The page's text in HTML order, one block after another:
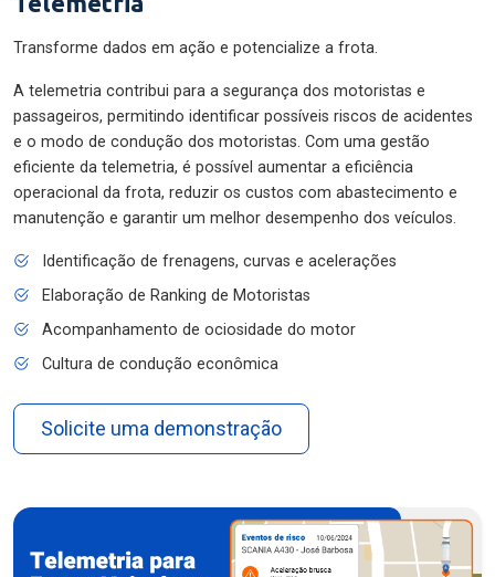
Transforme dados em ação e potencialize a frota.
A telemetria contribui para a segurança dos motoristas e
passageiros, permitindo identificar possíveis riscos de acidentes
e o modo de condução dos motoristas. Com uma gestão
eficiente da telemetria, é possível aumentar a eficiência
operacional da frota, reduzir os custos com abastecimento e
manutenção e garantir um melhor desempenho dos veículos.
Identificação de frenagens, curvas e acelerações
Elaboração de Ranking de Motoristas
Acompanhamento de ociosidade do motor
Cultura de condução econômica
Solicite uma demonstração